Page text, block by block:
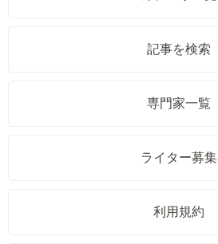
記事を検索
専門家一覧
ライター募集
利用規約